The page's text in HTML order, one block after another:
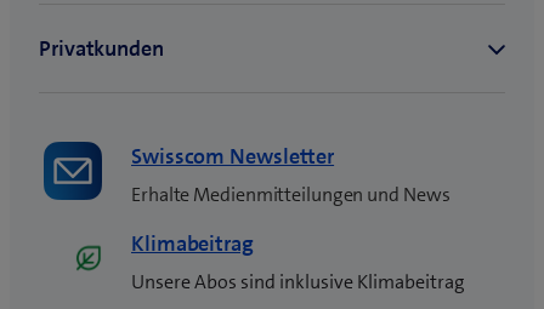
Swisscom Newsletter
Erhalte Medienmitteilungen und News
Klimabeitrag
Unsere Abos sind inklusive Klimabeitrag